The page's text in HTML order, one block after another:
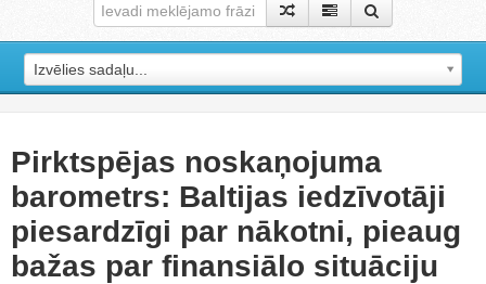
Izvēlies sadaļu...
Pirktspējas noskaņojuma
barometrs: Baltijas iedzīvotāji
piesardzīgi par nākotni, pieaug
bažas par finansiālo situāciju